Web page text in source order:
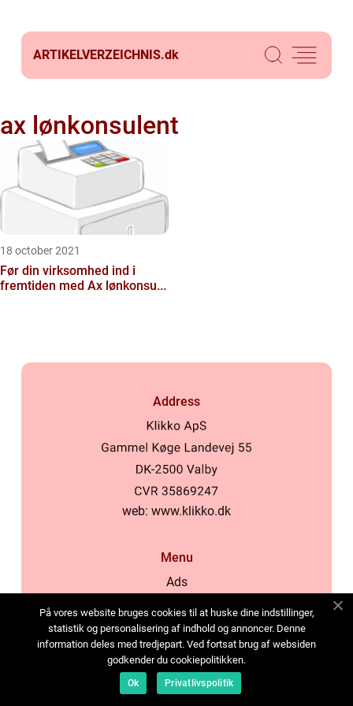
ARTIKELVERZEICHNIS.dk
ax lønkonsulent
18 october 2021
Før din virksomhed ind i
fremtiden med Ax lønkonsu...
Address
web: www.klikko.dk
Menu
Ads
Cookies
Contact
Sitemap
På vores website bruges cookies til at huske dine indstillinger,
statistik og personalisering af indhold og annoncer. Denne
information deles med tredjepart. Ved fortsat brug af websiden
godkender du cookiepolitikken.
Ok Privatlivspolitik